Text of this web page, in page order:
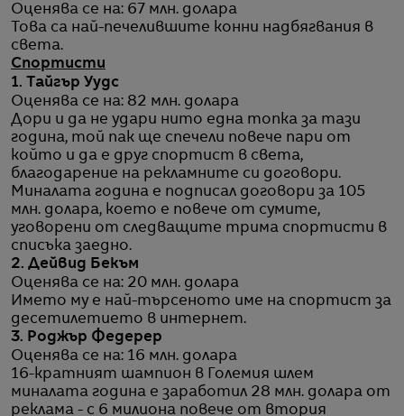
Оценява се на: 67 млн. долара
Това са най-печелившите конни надбягвания в
света.
Спортисти
1. Тайгър Уудс
Оценява се на: 82 млн. долара
Дори и да не удари нито една топка за тази
година, той пак ще спечели повече пари от
който и да е друг спортист в света,
благодарение на рекламните си договори.
Миналата година е подписал договори за 105
млн. долара, което е повече от сумите,
уговорени от следващите трима спортисти в
списъка заедно.
2. Дейвид Бекъм
Оценява се на: 20 млн. долара
Името му е най-търсеното име на спортист за
десетилетието в интернет.
3. Роджър Федерер
Оценява се на: 16 млн. долара
16-кратният шампион в Големия шлем
миналата година е заработил 28 млн. долара от
реклама - с 6 милиона повече от втория